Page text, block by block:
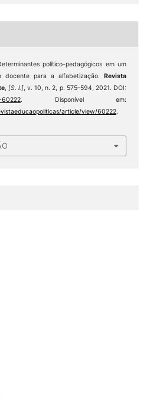
político-pedagógicos em um
docente para a alfabetização.Revista
, [S. l.], v. 10, n. 2, p. 575–594, 2021. DOI:
60222. Disponível em:
article/view/60222.